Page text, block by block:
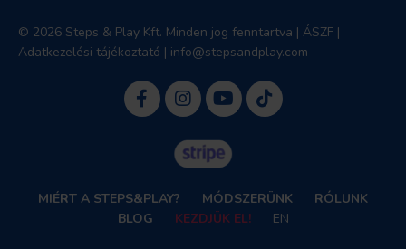
© 2026 Steps & Play Kft. Minden jog fenntartva | ÁSZF |
Adatkezelési tájékoztató | info@stepsandplay.com
MIÉRT A STEPS&PLAY? MÓDSZERÜNK
RÓLUNK
BLOG
KEZDJÜK EL! EN